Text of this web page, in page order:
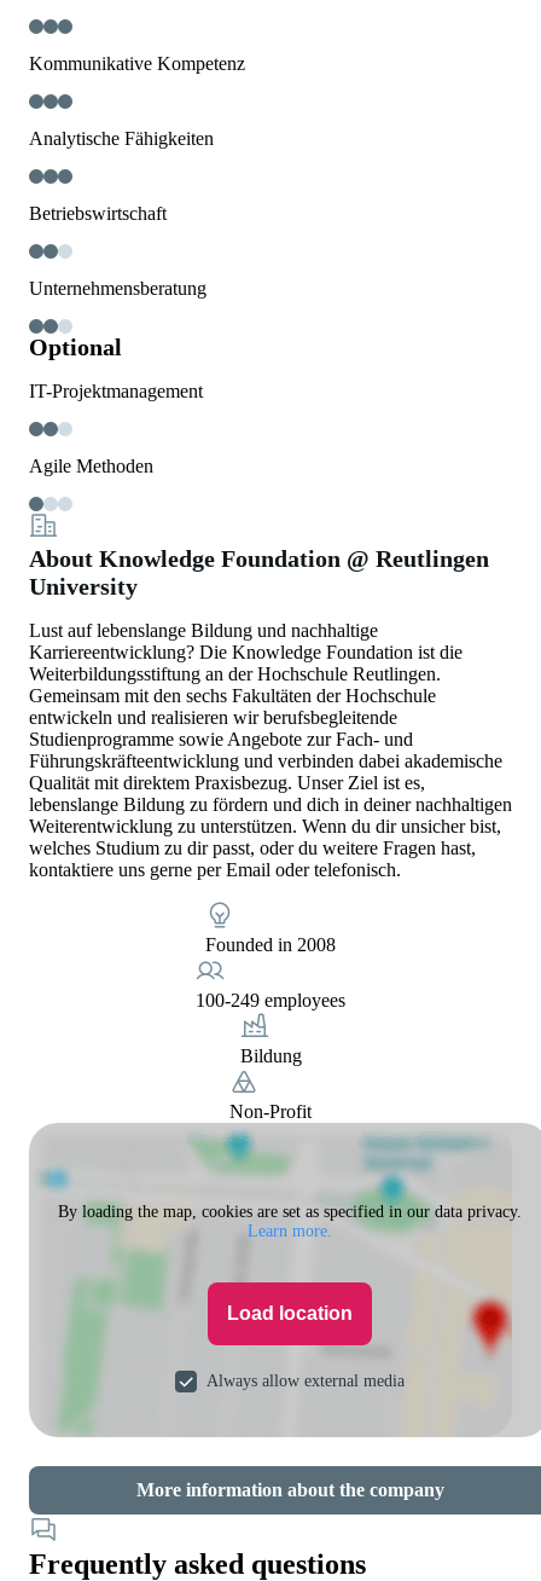
Kommunikative Kompetenz
Analytische Fähigkeiten
Betriebswirtschaft
Unternehmensberatung
Optional
IT-Projektmanagement
Agile Methoden
About Knowledge Foundation @ Reutlingen
University
Lust auf lebenslange Bildung und nachhaltige
Karriereentwicklung? Die Knowledge Foundation ist die
Weiterbildungsstiftung an der Hochschule Reutlingen.
Gemeinsam mit den sechs Fakultäten der Hochschule
entwickeln und realisieren wir berufsbegleitende
Studienprogramme sowie Angebote zur Fach- und
Führungskräfteentwicklung und verbinden dabei akademische
Qualität mit direktem Praxisbezug. Unser Ziel ist es,
lebenslange Bildung zu fördern und dich in deiner nachhaltigen
Weiterentwicklung zu unterstützen. Wenn du dir unsicher bist,
welches Studium zu dir passt, oder du weitere Fragen hast,
kontaktiere uns gerne per Email oder telefonisch.
Founded in 2008
100-249 employees
Bildung
Non-Profit
By loading the map, cookies are set as specified in our data privacy.
Learn more.
Load location
Always allow external media
More information about the company
Frequently asked questions